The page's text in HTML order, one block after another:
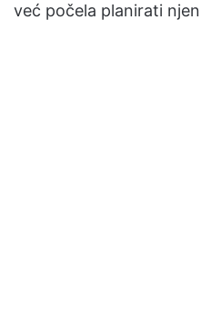
već počela planirati